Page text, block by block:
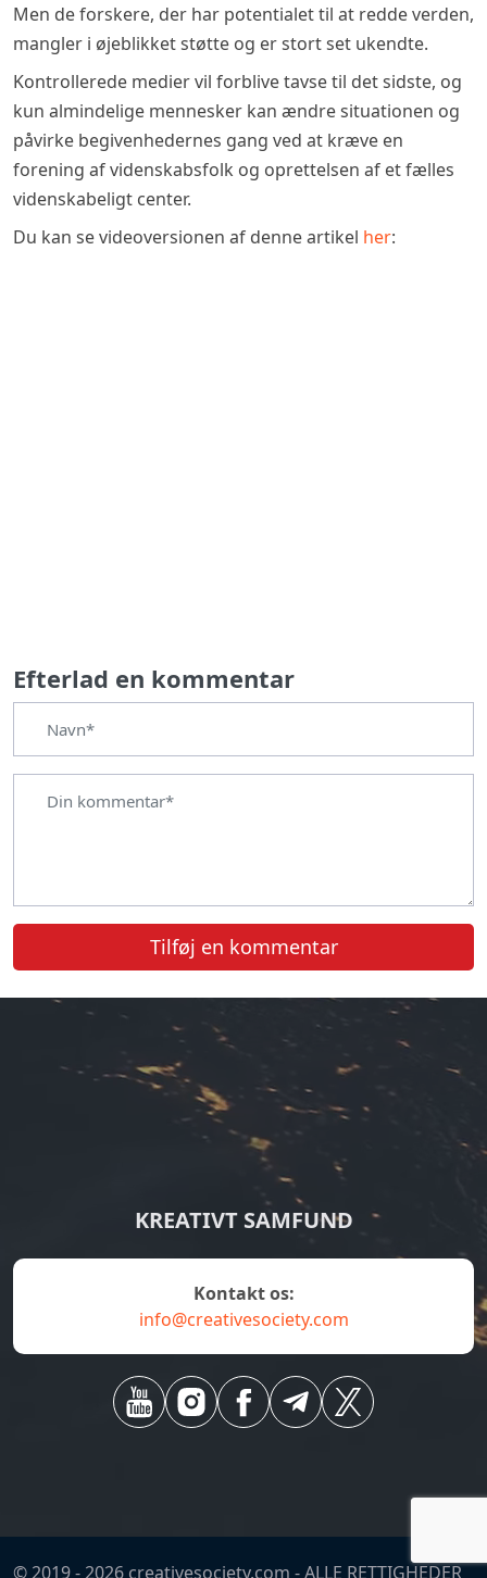
Men de forskere, der har potentialet til at redde verden,
mangler i øjeblikket støtte og er stort set ukendte.
Kontrollerede medier vil forblive tavse til det sidste, og
kun almindelige mennesker kan ændre situationen og
påvirke begivenhedernes gang ved at kræve en
forening af videnskabsfolk og oprettelsen af et fælles
videnskabeligt center.
Du kan se videoversionen af denne artikel her:
Efterlad en kommentar
Tilføj en kommentar
KREATIVT SAMFUND
Kontakt os:
info@creativesociety.com
© 2019 - 2026 creativesociety.com -ALLE RETTIGHEDER